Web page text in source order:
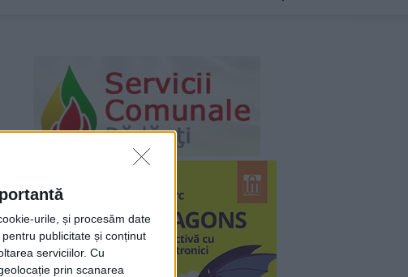
urile, și procesăm date
publicitate și conținut
serviciilor. Cu
prin scanarea